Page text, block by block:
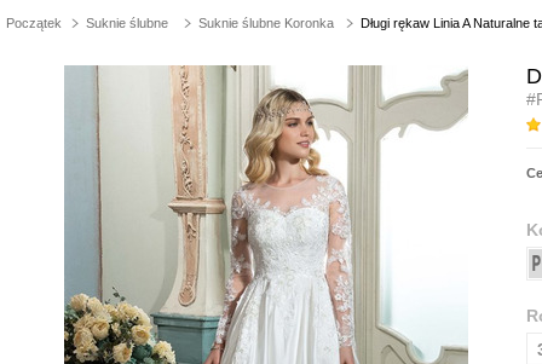
Początek Suknie ślubne Suknie ślubne Koronka Długi rękaw Linia A Naturalne